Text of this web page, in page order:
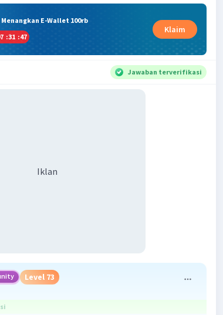
E-Wallet 100rb
:31 :47
Klaim
Jawaban terverifikasi
Iklan
Level 73